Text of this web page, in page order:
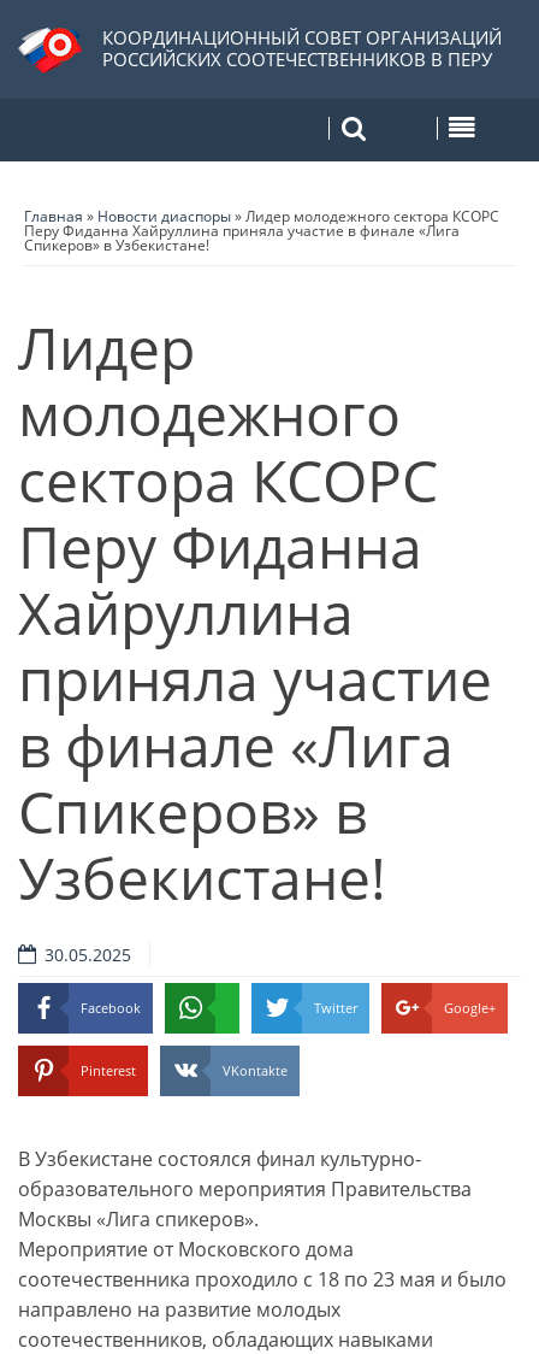
КООРДИНАЦИОННЫЙ СОВЕТ ОРГАНИЗАЦИЙ
РОССИЙСКИХ СООТЕЧЕСТВЕННИКОВ В ПЕРУ
Главная » Новости диаспоры»Лидер молодежного сектора КСОРС
Перу Фиданна Хайруллина приняла участие в финале «Лига
Спикеров» в Узбекистане!
Лидер
молодежного
сектора КСОРС
Перу Фиданна
Хайруллина
приняла участие
в финале «Лига
Спикеров» в
Узбекистане!
30.05.2025
Facebook Twitter Google+
Pinterest VKontakte
В Узбекистане состоялся финал культурно-
образовательного мероприятия Правительства
Москвы «Лига спикеров».
Мероприятие от Московского дома
соотечественника проходило с 18 по 23 мая и было
направлено на развитие молодых
соотечественников, обладающих навыками